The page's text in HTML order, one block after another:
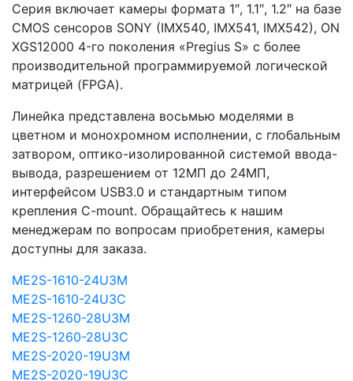
Серия включает камеры формата 1″, 1.1″, 1.2″ на базе
CMOS сенсоров SONY (IMX540, IMX541, IMX542), ON
XGS12000 4-го поколения «Pregius S» с более
производительной программируемой логической
матрицей (FPGA).
Линейка представлена восьмью моделями в
цветном и монохромном исполнении, c глобальным
затвором, оптико-изолированной системой ввода-
вывода, разрешением от 12МП до 24МП,
интерфейсом USB3.0 и стандартным типом
крепления C-mount. Обращайтесь к нашим
менеджерам по вопросам приобретения, камеры
доступны для заказа.
ME2S-1610-24U3M
ME2S-1610-24U3C
ME2S-1260-28U3M
ME2S-1260-28U3C
ME2S-2020-19U3M
ME2S-2020-19U3C